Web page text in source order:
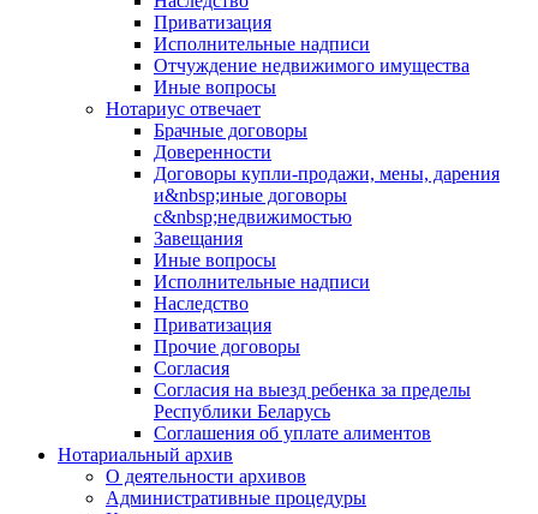
Приватизация
Исполнительные надписи
Отчуждение недвижимого имущества
Иные вопросы
Нотариус отвечает
Брачные договоры
Доверенности
Договоры купли-продажи, мены, дарения
и&nbsp;иные договоры
с&nbsp;недвижимостью
Завещания
Иные вопросы
Исполнительные надписи
Наследство
Приватизация
Прочие договоры
Согласия
Согласия на выезд ребенка за пределы
Республики Беларусь
Соглашения об уплате алиментов
Нотариальный архив
О деятельности архивов
Административные процедуры